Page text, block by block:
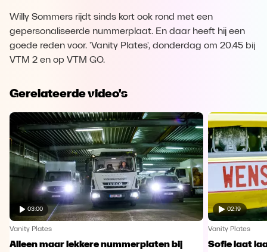
Willy Sommers rijdt sinds kort ook rond met een
gepersonaliseerde nummerplaat. En daar heeft hij een
goede reden voor. 'Vanity Plates', donderdag om 20.45 bij
VTM 2 en op VTM GO.
Gerelateerde video's
03:00
Vanity Plates
Alleen maar lekkere nummerplaten bij
02:19
Vanity Plates
Sofie laat